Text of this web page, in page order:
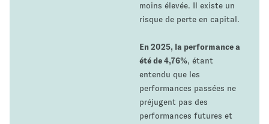
moins élevée. Il existe un
risque de perte en capital.
En 2025, la performance a
été de 4,76%, étant
entendu que les
performances passées ne
préjugent pas des
performances futures et